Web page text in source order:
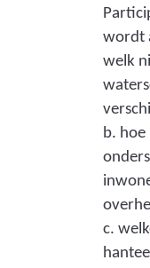
wordt
welk
b. hoe
c.